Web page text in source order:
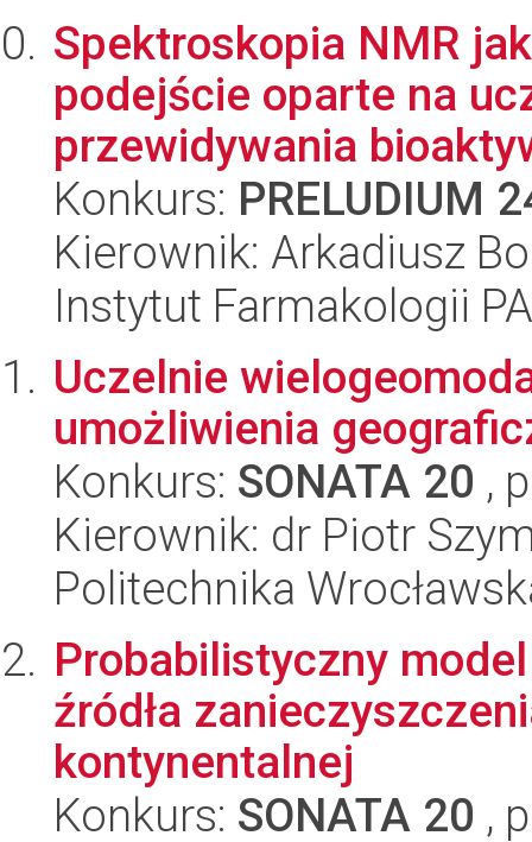
Spektroskopia NMR
podejście oparte na
przewidywania
Konkurs: PRELUDIUM
Kierownik: Arkadiusz
Instytut Farmakologii
Uczelnie
umożliwienia
Konkurs: SONATA 20 ,
Kierownik: dr Piotr
Politechnika
Probabilistyczny
źródła
kontynentalnej
Konkurs: SONATA 20 ,